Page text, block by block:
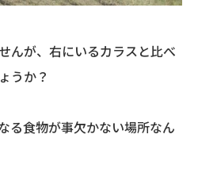
んが、右にいるカラスと比べ
うか？
る食物が事欠かない場所なん